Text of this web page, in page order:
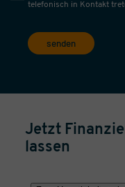
telefonisch in Kontakt
senden
Jetzt
lassen